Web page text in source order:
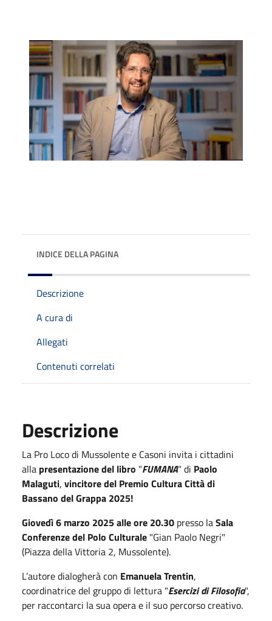
INDICE DELLA PAGINA
Descrizione
A cura di
Allegati
Contenuti correlati
Descrizione
La Pro Loco di Mussolente e Casoni invita i cittadini
alla presentazione del libro "FUMANA" di Paolo
Malaguti, vincitore del Premio Cultura Città di
Bassano del Grappa 2025!
Giovedì 6 marzo 2025 alle ore 20.30 presso laSala
Conferenze del Polo Culturale "Gian Paolo Negri"
(Piazza della Vittoria 2, Mussolente).
L’autore dialogherà con Emanuela Trentin,
coordinatrice del gruppo di lettura "Esercizi di Filosofia",
per raccontarci la sua opera e il suo percorso creativo.